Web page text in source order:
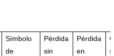
Símbolo
de
Pérdida
sin
Pérdida
en